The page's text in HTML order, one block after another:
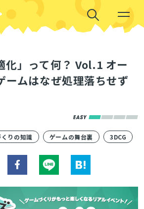
化」って何？ Vol.1 オー
ームはなぜ処理落ちせず
りの知識 ゲームの舞台裏 3DCG